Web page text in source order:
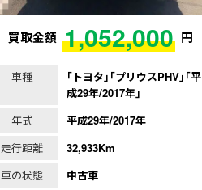
買取金額 1,052,000 円
車種
｢トヨタ｣｢プリウスPHV｣｢平
成29年/2017年｣
年式
平成29年/2017年
走行距離
32,933Km
車の状態
中古車